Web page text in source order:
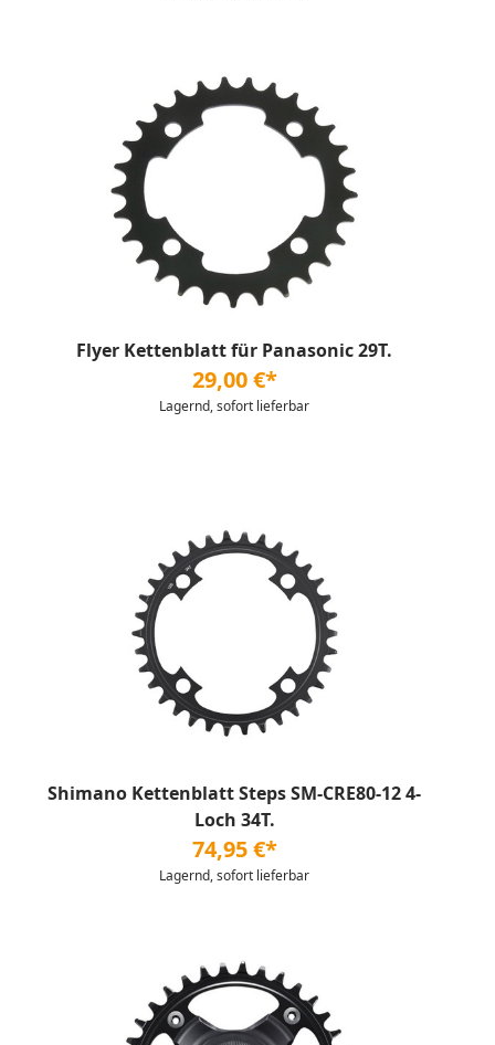
Flyer Kettenblatt für Panasonic 29T.
29,00 €*
Lagernd, sofort lieferbar
Shimano Kettenblatt Steps SM-CRE80-12 4-
Loch 34T.
74,95 €*
Lagernd, sofort lieferbar